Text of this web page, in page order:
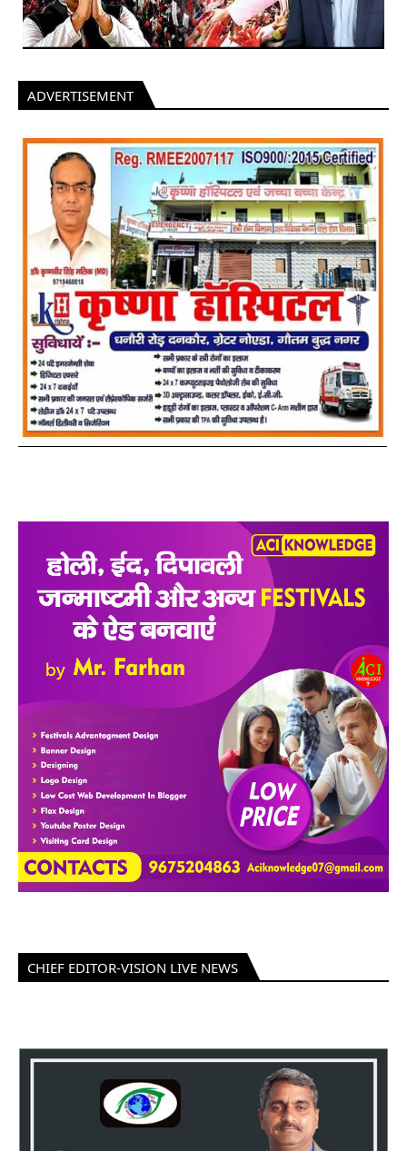
ADVERTISEMENT
CHIEF EDITOR-VISION LIVE NEWS